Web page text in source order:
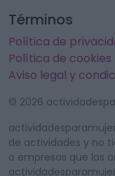
Términos
Política de
Política de cookies
Aviso legal y
© 2026
de actividades y no
o empresas que las